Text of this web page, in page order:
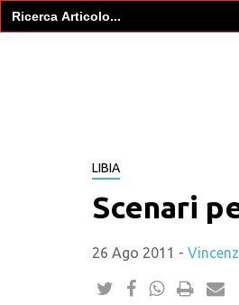
Search
for:
LIBIA
Scenari
26 Ago 2011 -